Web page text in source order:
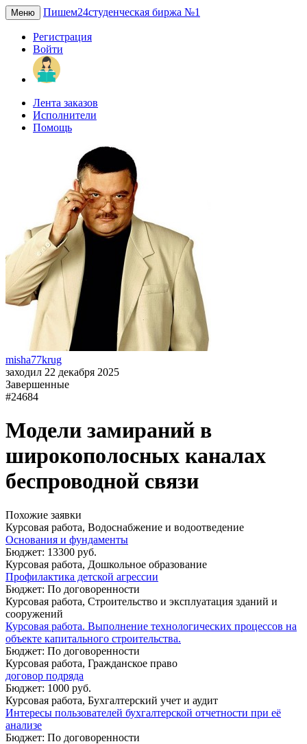
Меню Пишем24студенческая биржа №1
Регистрация
Войти
Лента заказов
Исполнители
Помощь
misha77krug
заходил 22 декабря 2025
Завершенные
#24684
Модели замираний в
широкополосных каналах
беспроводной связи
Похожие заявки
Курсовая работа, Водоснабжение и водоотведение
Основания и фундаменты
Бюджет: 13300 руб.
Курсовая работа, Дошкольное образование
Профилактика детской агрессии
Бюджет: По договоренности
Курсовая работа, Строительство и эксплуатация зданий и
сооружений
Курсовая работа. Выполнение технологических процессов на
объекте капитального строительства.
Бюджет: По договоренности
Курсовая работа, Гражданское право
договор подряда
Бюджет: 1000 руб.
Курсовая работа, Бухгалтерский учет и аудит
Интересы пользователей бухгалтерской отчетности при её
анализе
Бюджет: По договоренности